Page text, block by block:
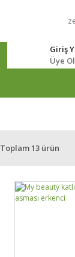
Giriş
Üye Ol
Toplam 13 ürün